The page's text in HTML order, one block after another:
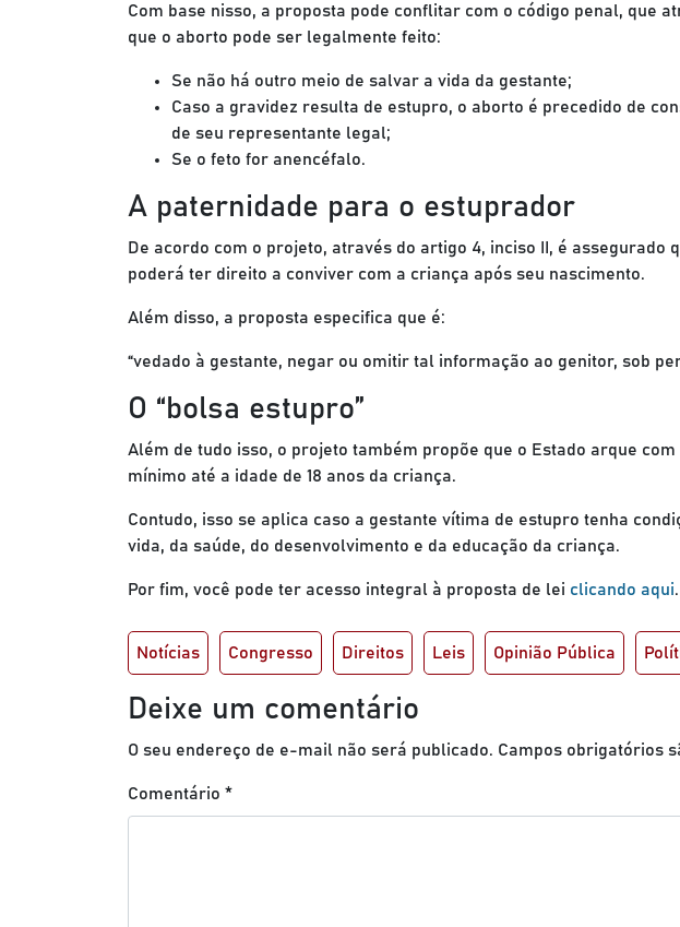
Com base nisso, a proposta pode conflitar com o código penal, que
que o aborto pode ser legalmente feito:
Se não há outro meio de salvar a vida da gestante;
Caso a gravidez resulta de estupro, o aborto é precedido de
de seu representante legal;
Se o feto for anencéfalo.
A paternidade para o estuprador
De acordo com o projeto, através do artigo 4, inciso II, é assegurado
poderá ter direito a conviver com a criança após seu nascimento.
Além disso, a proposta especifica que é:
“vedado à gestante, negar ou omitir tal informação ao genitor, sob
O “bolsa estupro”
Além de tudo isso, o projeto também propõe que o Estado arque
mínimo até a idade de 18 anos da criança.
Contudo, isso se aplica caso a gestante vítima de estupro tenha
vida, da saúde, do desenvolvimento e da educação da criança.
Por fim, você pode ter acesso integral à proposta de lei clicando aqui.
Notícias Congresso Direitos Leis Opinião Pública
Deixe um comentário
O seu endereço de e-mail não será publicado. Campos obrigatórios
Comentário *